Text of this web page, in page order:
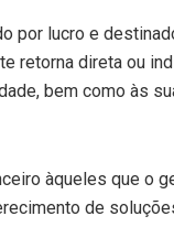
por lucro e
retorna direta ou
bem como às
àqueles que o
de